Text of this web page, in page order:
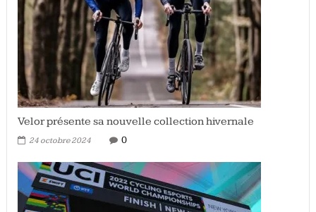
Velor présente sa nouvelle collection hivernale
24 octobre 2024 0